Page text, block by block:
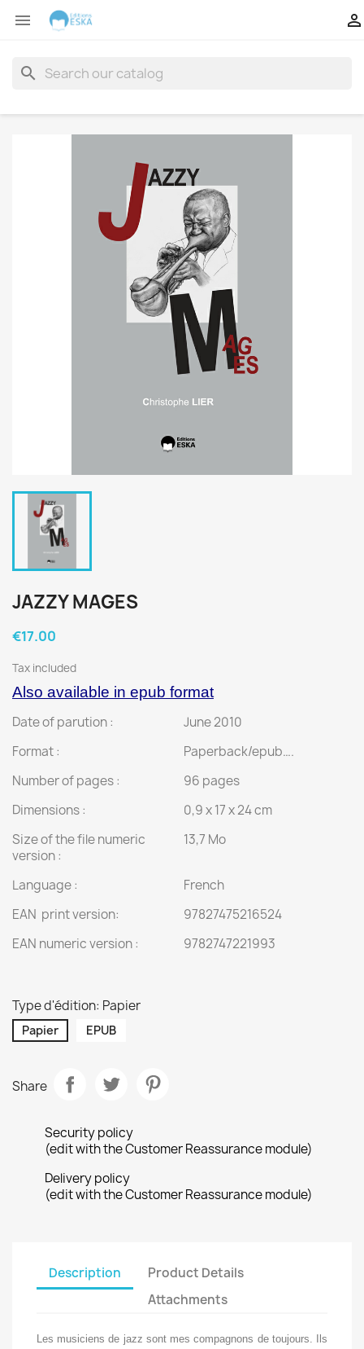
 
search
JAZZY MAGES
€17.00
Tax included
Also available in epub format
Date of parution :
June 2010
Format :
Paperback/epub….
Number of pages :
96 pages
Dimensions :
0,9 x 17 x 24 cm
Size of the file numeric
version :
13,7 Mo
Language :
French
EAN print version:
97827475216524
EAN numeric version :
9782747221993
Type d'édition: Papier
Papier EPUB
Share
Security policy
(edit with the Customer Reassurance module)
Delivery policy
(edit with the Customer Reassurance module)
Description
Product Details
Attachments
Les musiciens de jazz sont mes compagnons de toujours. Ils